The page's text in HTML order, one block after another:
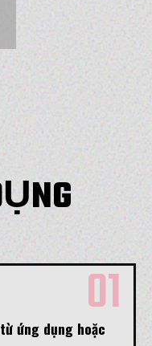
01
ứng dụng hoặc